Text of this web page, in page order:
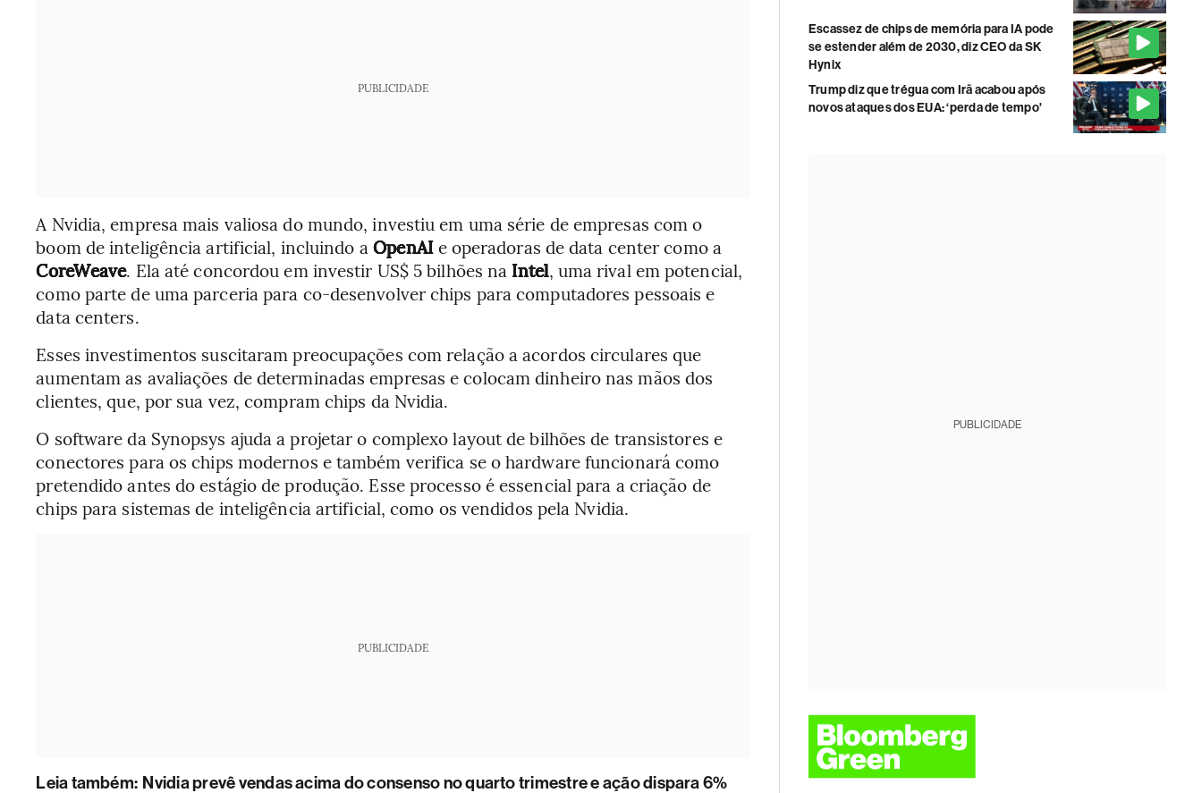
PUBLICIDADE
A Nvidia, empresa mais valiosa do mundo, investiu em uma série de empresas com o
boom de inteligência artificial, incluindo a OpenAIe operadoras de data center como a
CoreWeave. Ela até concordou em investir US$ 5 bilhões na Intel, uma rival em potencial,
como parte de uma parceria para co-desenvolver chips para computadores pessoais e
data centers.
Esses investimentos suscitaram preocupações com relação a acordos circulares que
aumentam as avaliações de determinadas empresas e colocam dinheiro nas mãos dos
clientes, que, por sua vez, compram chips da Nvidia.
O software da Synopsys ajuda a projetar o complexo layout de bilhões de transistores e
conectores para os chips modernos e também verifica se o hardware funcionará como
pretendido antes do estágio de produção. Esse processo é essencial para a criação de
chips para sistemas de inteligência artificial, como os vendidos pela Nvidia.
PUBLICIDADE
Leia também: Nvidia prevê vendas acima do consenso no quarto trimestre e ação dispara 6%
Escassez de chips de memória para IA pode
se estender além de 2030, diz CEO da SK
Hynix
Trump diz que trégua com Irã acabou após
novos ataques dos EUA: ‘perda de tempo'
PUBLICIDADE